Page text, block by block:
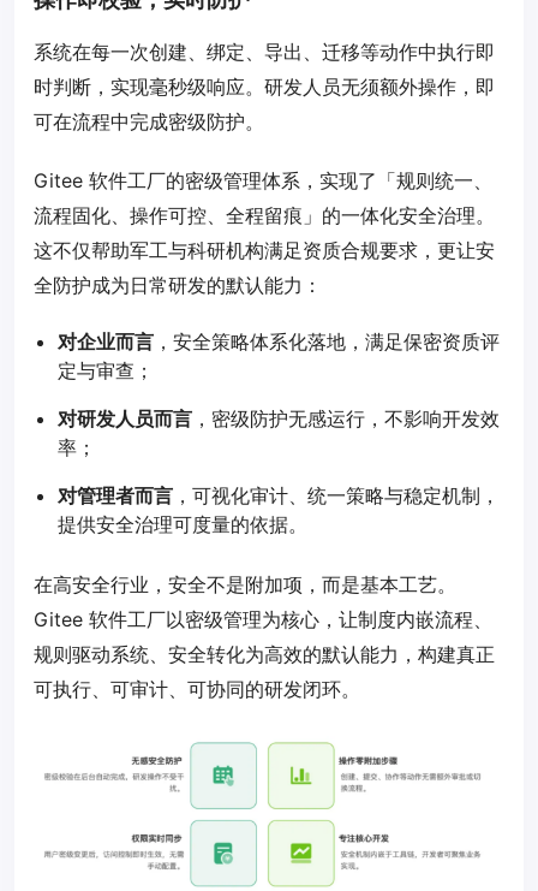
系统在每一次创建、绑定、导出、迁移等动作中执行即
时判断，实现毫秒级响应。研发人员无须额外操作，即
可在流程中完成密级防护。
Gitee 软件工厂的密级管理体系，实现了「规则统一、
流程固化、操作可控、全程留痕」的一体化安全治理。
这不仅帮助军工与科研机构满足资质合规要求，更让安
全防护成为日常研发的默认能力：
对企业而言 ，安全策略体系化落地，满足保密资质评
定与审查；
对研发人员而言 ，密级防护无感运行，不影响开发效
率；
对管理者而言 ，可视化审计、统一策略与稳定机制，
提供安全治理可度量的依据。
在高安全行业，安全不是附加项，而是基本工艺。
Gitee 软件工厂以密级管理为核心，让制度内嵌流程、
规则驱动系统、安全转化为高效的默认能力，构建真正
可执行、可审计、可协同的研发闭环。